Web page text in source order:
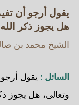
يقول أرجو أن
هل يجوز ذكر
الشيخ محمد بن
السائل : يقول
وتعالى، هل يجوز